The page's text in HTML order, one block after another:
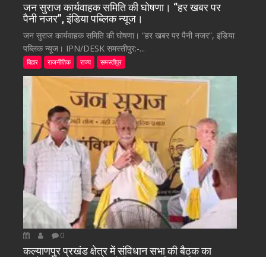
जन सुराज कार्यवाहक समिति की घोषणा। “हर खबर पर
पैनी नजर”, इंडिया पब्लिक न्यूज।
जन सुराज कार्यवाहक समिति की घोषणा। “हर खबर पर पैनी नजर”, इंडिया
पब्लिक न्यूज। IPN/DESK समस्तीपुर:-...
बिहार राजनीतिक राज्य समस्तीपुर
0
कल्याणपुर प्रखंड क्षेत्र में संविधान सभा की बैठक का